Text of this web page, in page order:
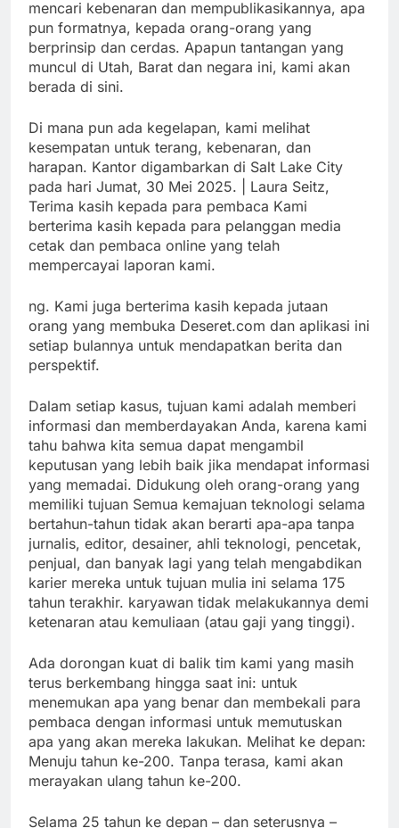
mencari kebenaran dan mempublikasikannya, apa
pun formatnya, kepada orang-orang yang
berprinsip dan cerdas. Apapun tantangan yang
muncul di Utah, Barat dan negara ini, kami akan
berada di sini.
Di mana pun ada kegelapan, kami melihat
kesempatan untuk terang, kebenaran, dan
harapan. Kantor digambarkan di Salt Lake City
pada hari Jumat, 30 Mei 2025. | Laura Seitz,
Terima kasih kepada para pembaca Kami
berterima kasih kepada para pelanggan media
cetak dan pembaca online yang telah
mempercayai laporan kami.
ng. Kami juga berterima kasih kepada jutaan
orang yang membuka Deseret.com dan aplikasi ini
setiap bulannya untuk mendapatkan berita dan
perspektif.
Dalam setiap kasus, tujuan kami adalah memberi
informasi dan memberdayakan Anda, karena kami
tahu bahwa kita semua dapat mengambil
keputusan yang lebih baik jika mendapat informasi
yang memadai. Didukung oleh orang-orang yang
memiliki tujuan Semua kemajuan teknologi selama
bertahun-tahun tidak akan berarti apa-apa tanpa
jurnalis, editor, desainer, ahli teknologi, pencetak,
penjual, dan banyak lagi yang telah mengabdikan
karier mereka untuk tujuan mulia ini selama 175
tahun terakhir. karyawan tidak melakukannya demi
ketenaran atau kemuliaan (atau gaji yang tinggi).
Ada dorongan kuat di balik tim kami yang masih
terus berkembang hingga saat ini: untuk
menemukan apa yang benar dan membekali para
pembaca dengan informasi untuk memutuskan
apa yang akan mereka lakukan. Melihat ke depan:
Menuju tahun ke-200. Tanpa terasa, kami akan
merayakan ulang tahun ke-200.
Selama 25 tahun ke depan – dan seterusnya –